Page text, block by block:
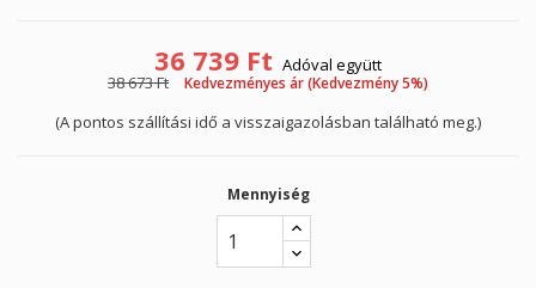
36 739 Ft Adóval együtt
38 673 Ft
Kedvezményes ár (Kedvezmény 5%)
(A pontos szállítási idő a visszaigazolásban található meg.)
Mennyiség